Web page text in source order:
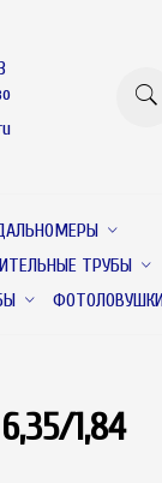
ТРУБЫ
1,84